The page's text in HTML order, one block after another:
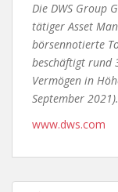
Die DWS Group
tätiger Asset
börsennotierte
beschäftigt rund
Vermögen in
September 2021).
www.dws.com